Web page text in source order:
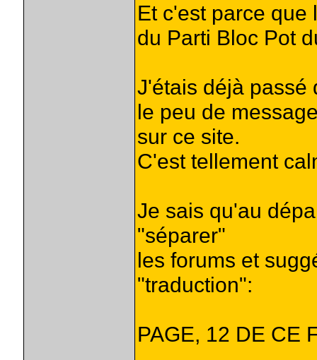
Et c'est parce que
du Parti Bloc Pot
J'étais déjà passé
le peu de
sur ce site.
C'est tellement
Je sais qu'au
"séparer"
les forums et
"traduction":
PAGE, 12 DE CE